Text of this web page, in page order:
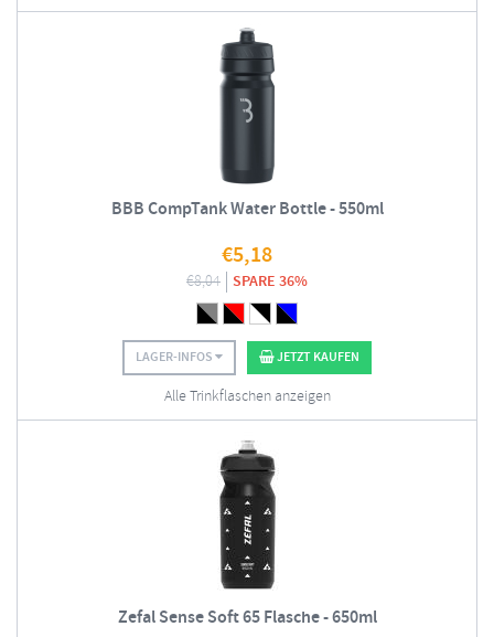
BBB CompTank Water Bottle - 550ml
€5,18
€8,04 SPARE 36%
LAGER-INFOS JETZT KAUFEN
Alle Trinkflaschen anzeigen
Zefal Sense Soft 65 Flasche - 650ml